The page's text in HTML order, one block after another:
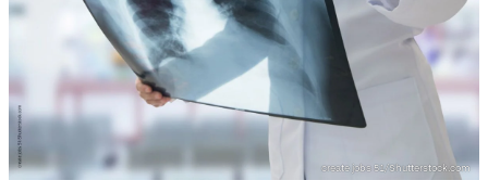
create jobs 51/Shutterstock.com